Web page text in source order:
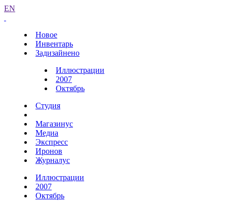
EN
Новое
Инвентарь
Задизайнено
Иллюстрации
2007
Октябрь
Студия
Магазинус
Медиа
Экспресс
Иронов
Журналус
Иллюстрации
2007
Октябрь